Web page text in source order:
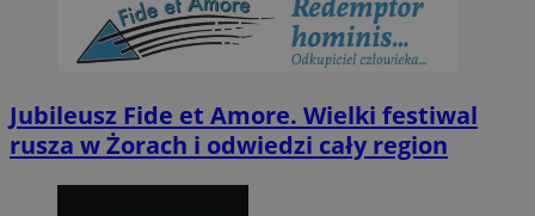
Jubileusz Fide et Amore. Wielki festiwal
rusza w Żorach i odwiedzi cały region